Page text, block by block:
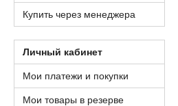
Купить через менеджера
Личный кабинет
Мои платежи и покупки
Мои товары в резерве